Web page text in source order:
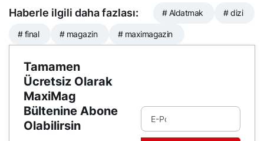
Haberle ilgili daha fazlası: # Aldatmak # dizi
# final # magazin # maximagazin
Tamamen
Ücretsiz Olarak
MaxiMag
Bültenine Abone
Olabilirsin